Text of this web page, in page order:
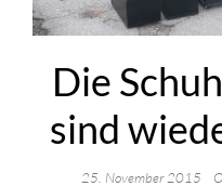
Die
sind
25. November 2015